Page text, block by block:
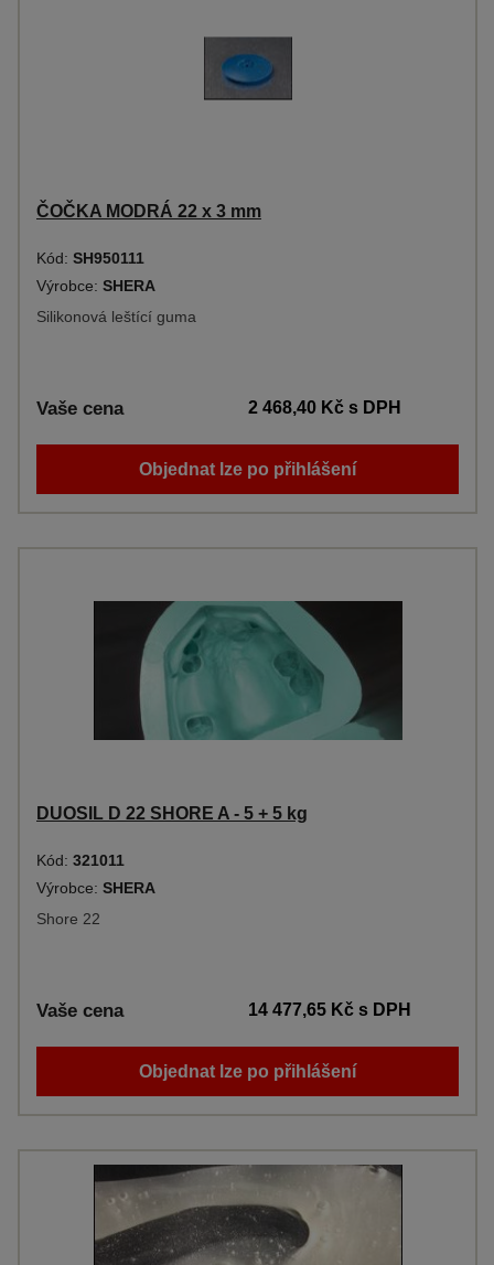
ČOČKA MODRÁ 22 x 3 mm
Kód: SH950111
Výrobce: SHERA
Silikonová leštící guma
Vaše cena 2 468,40 Kčs DPH
Objednat lze po přihlášení
DUOSIL D 22 SHORE A - 5 + 5 kg
Kód: 321011
Výrobce: SHERA
Shore 22
Vaše cena 14 477,65 Kčs DPH
Objednat lze po přihlášení